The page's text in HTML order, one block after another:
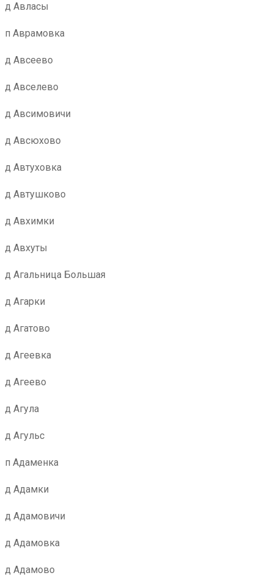
д Авласы
п Аврамовка
д Авсеево
д Авселево
д Авсимовичи
д Авсюхово
д Автуховка
д Автушково
д Авхимки
д Авхуты
д Агальница Большая
д Агарки
д Агатово
д Агеевка
д Агеево
д Агула
д Агульс
п Адаменка
д Адамки
д Адамовичи
д Адамовка
д Адамово